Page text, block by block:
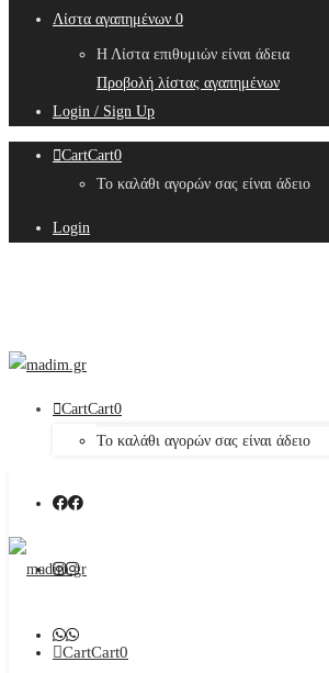
Λίστα αγαπημένων 0
Η Λίστα επιθυμιών είναι άδεια
Προβολή λίστας αγαπημένων
Login / Sign Up
CartCart0
Το καλάθι αγορών σας είναι άδειο
Login
CartCart0
Το καλάθι αγορών σας είναι άδειο
CartCart0